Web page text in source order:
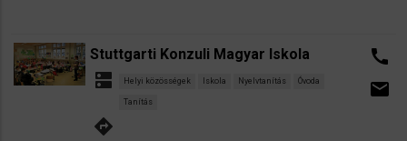
Stuttgarti Konzuli Magyar Iskola
dns Helyi közösségek Iskola Nyelvtanítás Óvoda
Tanítás
directions
call
email